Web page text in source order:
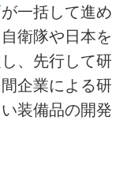
が一括して進め
衛隊や日本を
、先行して研
企業による研
装備品の開発